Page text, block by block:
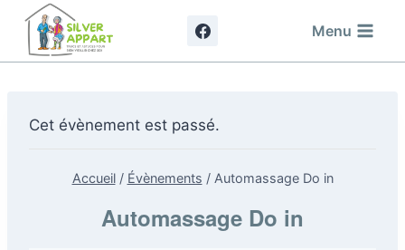
Aller
contenu
Menu
Cet évènement est passé.
Accueil / Évènements / Automassage Do in
Automassage Do in